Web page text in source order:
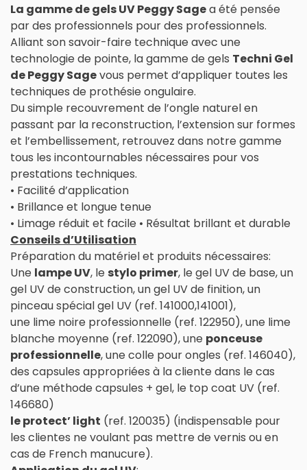
La gamme de gels UV Peggy Sagea été pensée
par des professionnels pour des professionnels.
Alliant son savoir-faire technique avec une
technologie de pointe, la gamme de gels Techni Gel
de Peggy Sagevous permet d’appliquer toutes les
techniques de prothésie ongulaire.
Du simple recouvrement de l’ongle naturel en
passant par la reconstruction, l’extension sur formes
et l’embellissement, retrouvez dans notre gamme
tous les incontournables nécessaires pour vos
prestations techniques.
• Facilité d’application
• Brillance et longue tenue
• Limage réduit et facile • Résultat brillant et durable
Conseils d’Utilisation
Préparation du matériel et produits nécessaires:
Une lampe UV, le stylo primer, le gel UV de base, un
gel UV de construction, un gel UV de finition, un
pinceau spécial gel UV (ref. 141000,141001),
une lime noire professionnelle (ref. 122950), une lime
blanche moyenne (ref. 122090), une ponceuse
professionnelle, une colle pour ongles (ref. 146040),
des capsules appropriées à la cliente dans le cas
d’une méthode capsules + gel, le top coat UV (ref.
146680)
le protect’ light (ref. 120035) (indispensable pour
les clientes ne voulant pas mettre de vernis ou en
cas de French manucure).